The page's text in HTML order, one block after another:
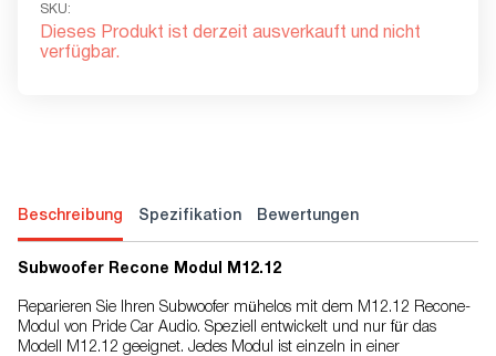
SKU:
Dieses Produkt ist derzeit ausverkauft und nicht
verfügbar.
Beschreibung Spezifikation Bewertungen
Subwoofer Recone Modul M12.12
Reparieren Sie Ihren Subwoofer mühelos mit dem M12.12 Recone-
Modul von Pride Car Audio. Speziell entwickelt und nur für das
Modell M12.12 geeignet. Jedes Modul ist einzeln in einer